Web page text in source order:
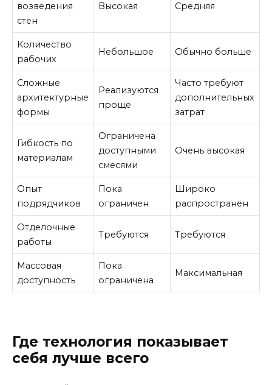
возведения
стен
Высокая Средняя
Количество
рабочих
Небольшое Обычно больше
Сложные
архитектурные
формы
Реализуются
проще
Часто требуют
дополнительных
затрат
Гибкость по
материалам
Ограничена
доступными
смесями
Очень высокая
Опыт
подрядчиков
Пока
ограничен
Широко
распространён
Отделочные
работы
Требуются Требуются
Массовая
доступность
Пока
ограничена
Максимальная
Где технология показывает
себя лучше всего